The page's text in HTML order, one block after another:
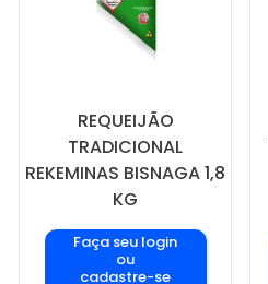
REQUEIJÃO
TRADICIONAL
REKEMINAS BISNAGA 1,8
KG
Faça seu login
ou
cadastre-se